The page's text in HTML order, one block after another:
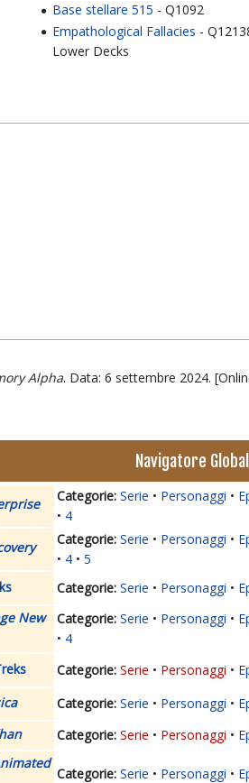
Base stellare 515 - Q1092
Empathological Fallacies -
Lower Decks
Alpha. Data: 6 settembre 2024.
Navigatore
Serie Personaggi
4
Serie Personaggi
4
5
Serie Personaggi
New
Serie Personaggi
4
Serie Personaggi
Serie Personaggi
Serie Personaggi
Serie Personaggi